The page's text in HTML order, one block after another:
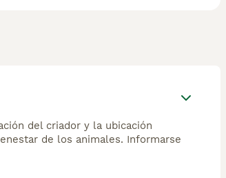
del criador y la ubicación
de los animales. Informarse